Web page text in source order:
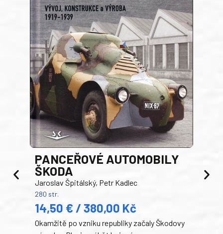
PANCEŘOVÉ AUTOMOBILY
ŠKODA
Jaroslav Špitálský, Petr Kadlec
280 str.
14,50 € / 380,00 Kč
Okamžitě po vzniku republiky začaly Škodovy